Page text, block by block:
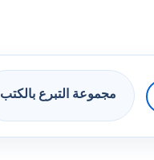
مجموعة التبرع بالكتب